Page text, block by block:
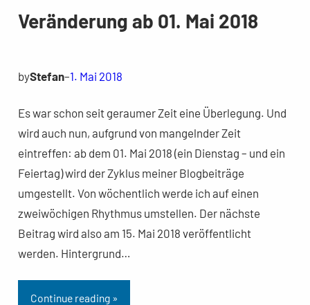
Veränderung ab 01. Mai 2018
byStefan–1. Mai 2018
Es war schon seit geraumer Zeit eine Überlegung. Und
wird auch nun, aufgrund von mangelnder Zeit
eintreffen: ab dem 01. Mai 2018 (ein Dienstag – und ein
Feiertag) wird der Zyklus meiner Blogbeiträge
umgestellt. Von wöchentlich werde ich auf einen
zweiwöchigen Rhythmus umstellen. Der nächste
Beitrag wird also am 15. Mai 2018 veröffentlicht
werden. Hintergrund…
Continue reading »